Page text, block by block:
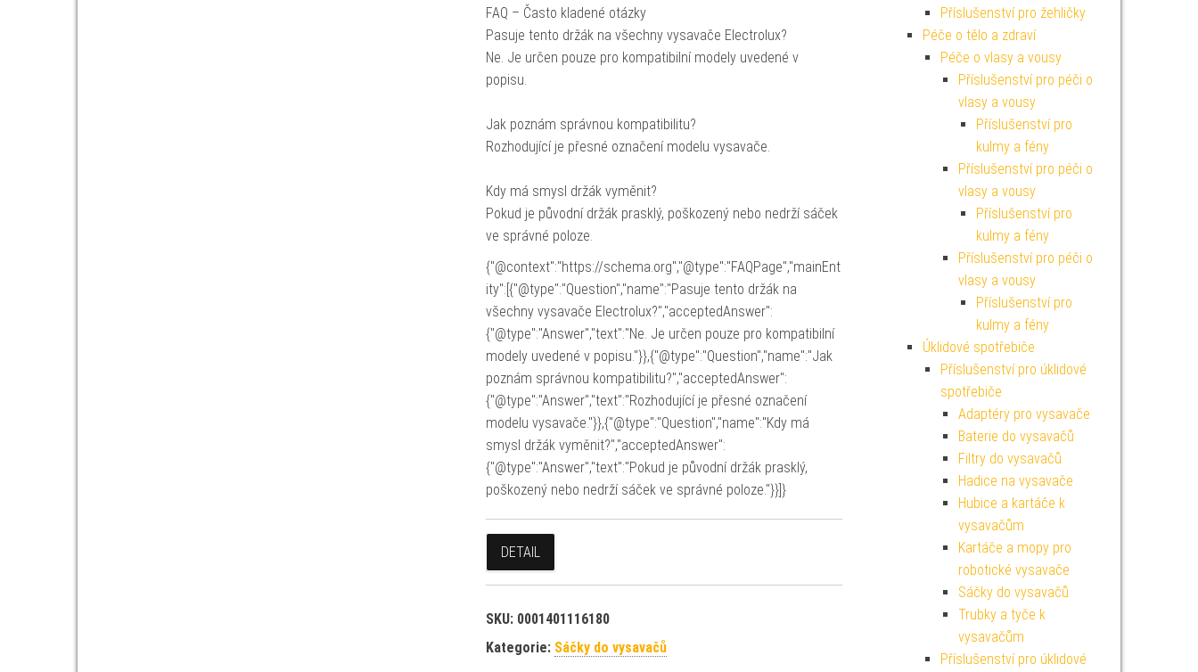
FAQ – Často kladené otázky
Pasuje tento držák na všechny vysavače Electrolux?
Ne. Je určen pouze pro kompatibilní modely uvedené v
popisu.
Jak poznám správnou kompatibilitu?
Rozhodující je přesné označení modelu vysavače.
Kdy má smysl držák vyměnit?
Pokud je původní držák prasklý, poškozený nebo nedrží sáček
ve správné poloze.
{"@context":"https://schema.org","@type":"FAQPage","mainEnt
ity":[{"@type":"Question","name":"Pasuje tento držák na
všechny vysavače Electrolux?","acceptedAnswer":
{"@type":"Answer","text":"Ne. Je určen pouze pro kompatibilní
modely uvedené v popisu."}},{"@type":"Question","name":"Jak
poznám správnou kompatibilitu?","acceptedAnswer":
{"@type":"Answer","text":"Rozhodující je přesné označení
modelu vysavače."}},{"@type":"Question","name":"Kdy má
smysl držák vyměnit?","acceptedAnswer":
{"@type":"Answer","text":"Pokud je původní držák prasklý,
poškozený nebo nedrží sáček ve správné poloze."}}]}
DETAIL
SKU: 0001401116180
Kategorie: Sáčky do vysavačů
Příslušenství pro žehličky
Péče o tělo a zdraví
Péče o vlasy a vousy
Příslušenství pro péči o
vlasy a vousy
Příslušenství pro
kulmy a fény
Příslušenství pro péči o
vlasy a vousy
Příslušenství pro
kulmy a fény
Příslušenství pro péči o
vlasy a vousy
Příslušenství pro
kulmy a fény
Úklidové spotřebiče
Příslušenství pro úklidové
spotřebiče
Adaptéry pro vysavače
Baterie do vysavačů
Filtry do vysavačů
Hadice na vysavače
Hubice a kartáče k
vysavačům
Kartáče a mopy pro
robotické vysavače
Sáčky do vysavačů
Trubky a tyče k
vysavačům
Příslušenství pro úklidové